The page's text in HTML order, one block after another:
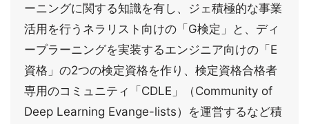
ーニングに関する知識を有し、ジェ積極的な事業
活用を行うネラリスト向けの「G検定」と、ディ
ープラーニングを実装するエンジニア向けの「E
資格」の2つの検定資格を作り、検定資格合格者
専用のコミュニティ「CDLE」（Community of
Deep Learning Evange-lists）を運営するなど積